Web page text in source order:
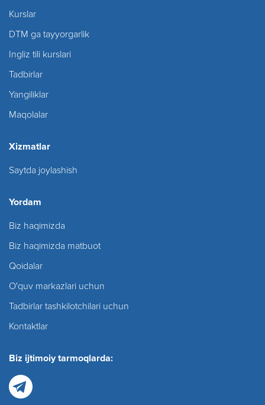
Kurslar
DTM ga tayyorgarlik
Ingliz tili kurslari
Tadbirlar
Yangiliklar
Maqolalar
Xizmatlar
Saytda joylashish
Yordam
Biz haqimizda
Biz haqimizda matbuot
Qoidalar
O'quv markazlari uchun
Tadbirlar tashkilotchilari uchun
Kontaktlar
Biz ijtimoiy tarmoqlarda: